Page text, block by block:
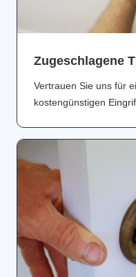
Zugeschlagene
Vertrauen Sie uns für
kostengünstigen